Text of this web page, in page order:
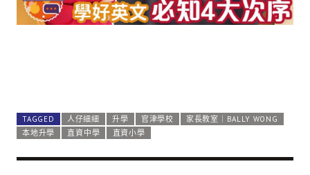
TAGGED 人仔細細 升學 官津學校
家長教室｜BALLY WONG
本地升學
直資中學 直資小學